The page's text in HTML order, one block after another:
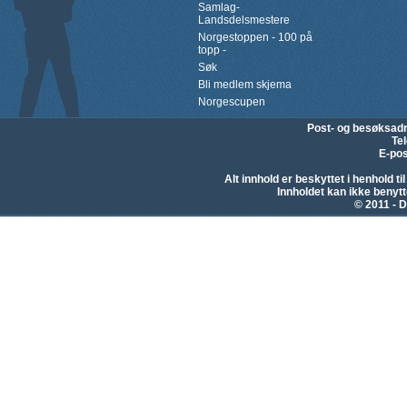
Samlag-
Landsdelsmestere
Norgestoppen - 100 på
topp -
Søk
Bli medlem skjema
Norgescupen
Post- og
E-
Alt innhold er beskyttet i henhold
Innholdet kan ikke
© 2011 -